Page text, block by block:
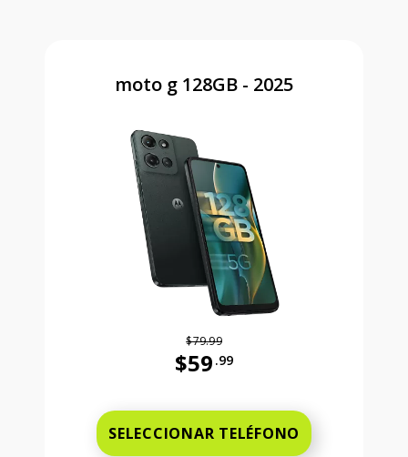
moto g 128GB - 2025
$79.99
$59 .99
SELECCIONAR TELÉFONO